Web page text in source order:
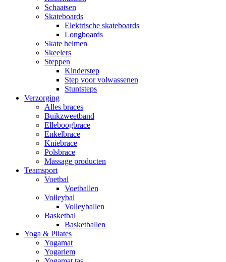
Schaatsen
Skateboards
Elektrische skateboards
Longboards
Skate helmen
Skeelers
Steppen
Kinderstep
Step voor volwassenen
Stuntsteps
Verzorging
Alles braces
Buikzweetband
Elleboogbrace
Enkelbrace
Kniebrace
Polsbrace
Massage producten
Teamsport
Voetbal
Voetballen
Volleybal
Volleyballen
Basketbal
Basketballen
Yoga & Pilates
Yogamat
Yogariem